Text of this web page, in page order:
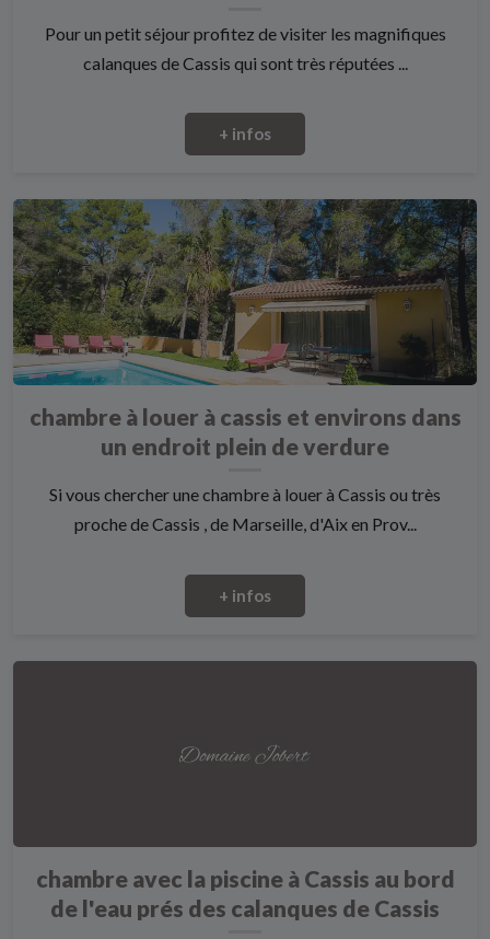
Pour un petit séjour profitez de visiter les magnifiques
calanques de Cassis qui sont très réputées ...
+ infos
chambre à louer à cassis et environs dans
un endroit plein de verdure
Si vous chercher une chambre à louer à Cassis ou très
proche de Cassis , de Marseille, d'Aix en Prov...
+ infos
chambre avec la piscine à Cassis au bord
de l'eau prés des calanques de Cassis